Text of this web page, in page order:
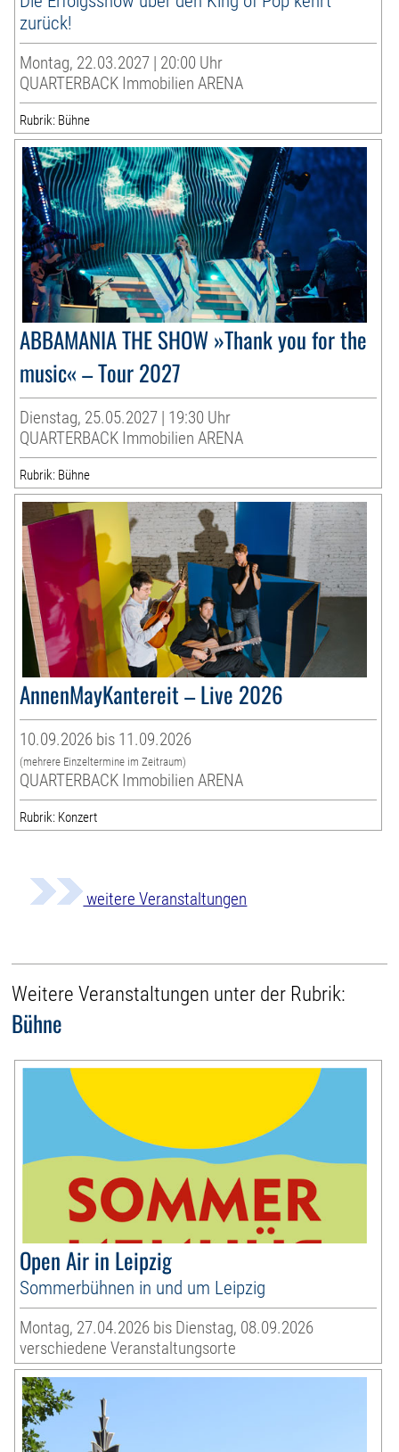
zurück!
Montag, 22.03.2027 | 20:00 Uhr
QUARTERBACK Immobilien ARENA
Rubrik: Bühne
ABBAMANIA THE SHOW »Thank you for the
music« – Tour 2027
Dienstag, 25.05.2027 | 19:30 Uhr
QUARTERBACK Immobilien ARENA
Rubrik: Bühne
AnnenMayKantereit – Live 2026
10.09.2026 bis 11.09.2026
(mehrere Einzeltermine im Zeitraum)
QUARTERBACK Immobilien ARENA
Rubrik: Konzert
weitere Veranstaltungen
Weitere Veranstaltungen unter der Rubrik:
Bühne
Open Air in Leipzig
Sommerbühnen in und um Leipzig
Montag, 27.04.2026 bis Dienstag, 08.09.2026
verschiedene Veranstaltungsorte